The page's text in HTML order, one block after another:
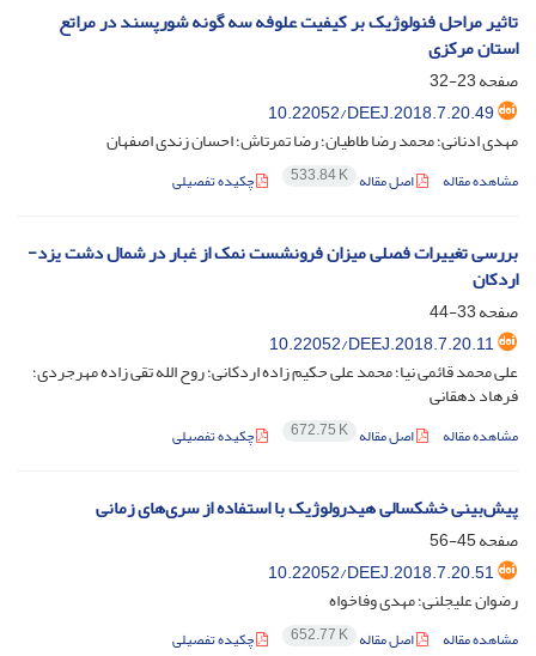
تاثیر مراحل فنولوژیک بر کیفیت علوفه سه گونه شورپسند در مراتع
استان مرکزی
صفحه23-32
10.22052/DEEJ.2018.7.20.49
مهدی ادنانی؛ محمد رضا طاطیان؛ رضا تمرتاش؛ احسان زندی اصفهان
مشاهده مقاله اصل مقاله 533.84 K چکیده تفصیلی
بررسی تغییرات فصلی میزان فرونشست نمک از غبار در شمال دشت یزد-
اردکان
صفحه33-44
10.22052/DEEJ.2018.7.20.11
علی محمد قائمی نیا؛ محمد علی حکیم زاده اردکانی؛ روح الله تقی زاده مهرجردی؛
فرهاد دهقانی
مشاهده مقاله اصل مقاله 672.75 K چکیده تفصیلی
پیش‌بینی خشکسالی هیدرولوژیک با استفاده از سری‌های زمانی
صفحه45-56
10.22052/DEEJ.2018.7.20.51
رضوان علیجلنی؛ مهدی وفاخواه
مشاهده مقاله اصل مقاله 652.77 K چکیده تفصیلی